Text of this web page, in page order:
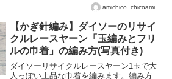
amichico_chicoami
【かぎ針編み】ダイソーのリサイ
クルレースヤーン「玉編みとフリ
ルの巾着」の編み方(写真付き)
ダイソーリサイクルレースヤーン1玉で大
人っぽい上品な巾着を編みます。編み方